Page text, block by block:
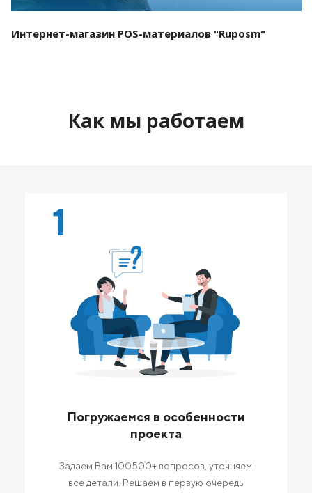
Интернет-магазин POS-материалов "Ruposm"
Как мы работаем
1
Погружаемся в особенности
проекта
Задаем Вам 100500+ вопросов, уточняем
все детали. Решаем в первую очередь